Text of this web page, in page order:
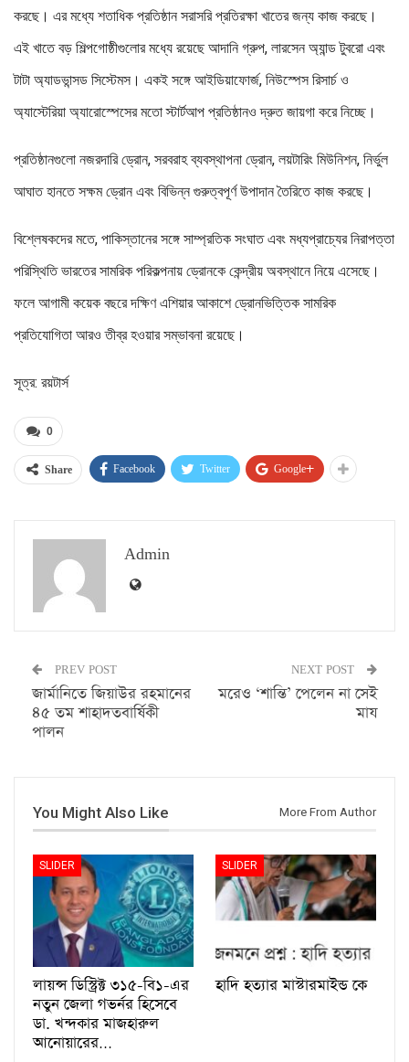
করছে। এর মধ্যে শতাধিক প্রতিষ্ঠান সরাসরি প্রতিরক্ষা খাতের জন্য কাজ করছে।
এই খাতে বড় শিল্পগোষ্ঠীগুলোর মধ্যে রয়েছে আদানি গ্রুপ, লারসেন অ্যান্ড টুবরো এবং
টাটা অ্যাডভান্সড সিস্টেমস। একই সঙ্গে আইডিয়াফোর্জ, নিউস্পেস রিসার্চ ও
অ্যাস্টেরিয়া অ্যারোস্পেসের মতো স্টার্টআপ প্রতিষ্ঠানও দ্রুত জায়গা করে নিচ্ছে।
প্রতিষ্ঠানগুলো নজরদারি ড্রোন, সরবরাহ ব্যবস্থাপনা ড্রোন, লয়টারিং মিউনিশন, নির্ভুল
আঘাত হানতে সক্ষম ড্রোন এবং বিভিন্ন গুরুত্বপূর্ণ উপাদান তৈরিতে কাজ করছে।
বিশ্লেষকদের মতে, পাকিস্তানের সঙ্গে সাম্প্রতিক সংঘাত এবং মধ্যপ্রাচ্যের নিরাপত্তা
পরিস্থিতি ভারতের সামরিক পরিকল্পনায় ড্রোনকে কেন্দ্রীয় অবস্থানে নিয়ে এসেছে।
ফলে আগামী কয়েক বছরে দক্ষিণ এশিয়ার আকাশে ড্রোনভিত্তিক সামরিক
প্রতিযোগিতা আরও তীব্র হওয়ার সম্ভাবনা রয়েছে।
সূত্র: রয়টার্স
0
Share Facebook Twitter Google+
Admin
PREV POST
জার্মানিতে জিয়াউর রহমানের
৪৫ তম শাহাদতবার্ষিকী
পালন
NEXT POST
মরেও ‘শান্তি’ পেলেন না সেই
মায
You Might Also Like More From Author
SLIDER
লায়ন্স ডিস্ট্রিক্ট ৩১৫-বি১-এর
নতুন জেলা গভর্নর হিসেবে
ডা. খন্দকার মাজহারুল
আনোয়ারের…
SLIDER
হাদি হত্যার মাস্টারমাইন্ড কে